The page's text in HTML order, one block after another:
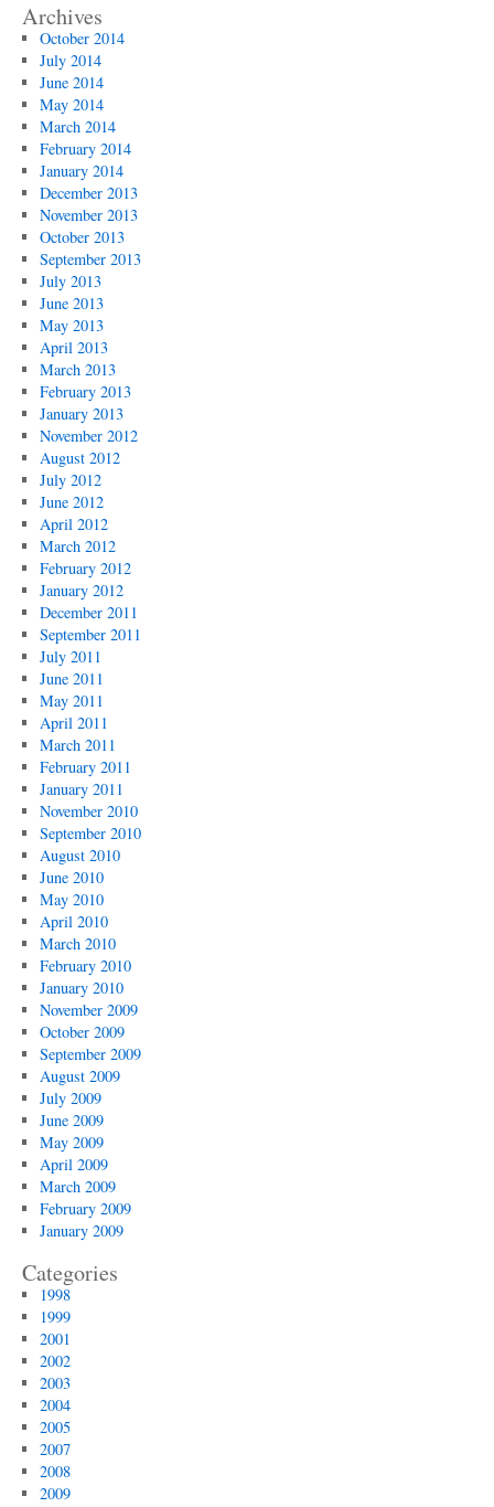
Archives
October 2014
July 2014
June 2014
May 2014
March 2014
February 2014
January 2014
December 2013
November 2013
October 2013
September 2013
July 2013
June 2013
May 2013
April 2013
March 2013
February 2013
January 2013
November 2012
August 2012
July 2012
June 2012
April 2012
March 2012
February 2012
January 2012
December 2011
September 2011
July 2011
June 2011
May 2011
April 2011
March 2011
February 2011
January 2011
November 2010
September 2010
August 2010
June 2010
May 2010
April 2010
March 2010
February 2010
January 2010
November 2009
October 2009
September 2009
August 2009
July 2009
June 2009
May 2009
April 2009
March 2009
February 2009
January 2009
Categories
1998
1999
2001
2002
2003
2004
2005
2007
2008
2009